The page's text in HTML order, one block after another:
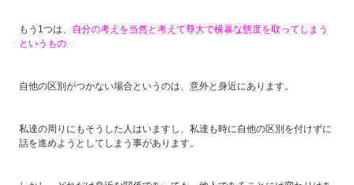
もう1つは、 自分の考えを当然と考えて尊大で横暴な態度を取ってしまう
というもの
自他の区別がつかない場合というのは、意外と身近にあります。
私達の周りにもそうした人はいますし、私達も時に自他の区別を付けずに
話を進めようとしてしまう事があります。